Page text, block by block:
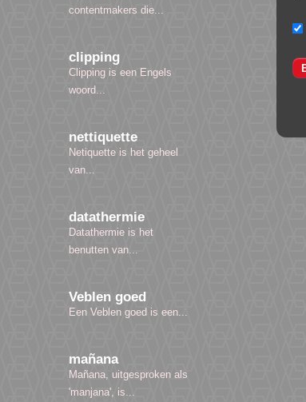
contentmakers die...
clipping
Clipping is een Engels
woord...
nettiquette
Netiquette is het geheel
van...
datathermie
Datathermie is het
benutten van...
Veblen goed
Een Veblen goed is een...
mañana
Mañana, uitgesproken als
'manjana', is...